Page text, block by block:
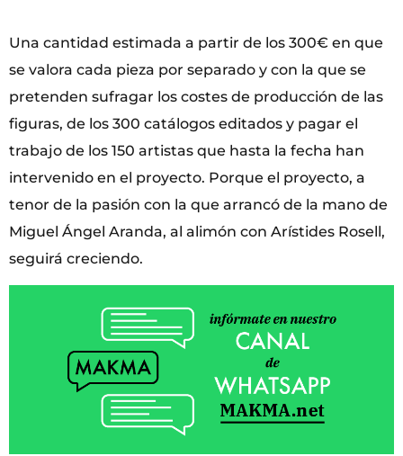
Una cantidad estimada a partir de los 300€ en que
se valora cada pieza por separado y con la que se
pretenden sufragar los costes de producción de las
figuras, de los 300 catálogos editados y pagar el
trabajo de los 150 artistas que hasta la fecha han
intervenido en el proyecto. Porque el proyecto, a
tenor de la pasión con la que arrancó de la mano de
Miguel Ángel Aranda, al alimón con Arístides Rosell,
seguirá creciendo.